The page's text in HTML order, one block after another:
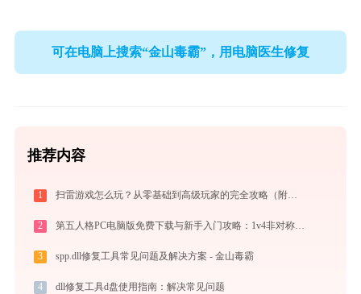
可在电脑上搜索“金山毒霸”，用电脑医生修复
推荐内容
1 扫雷游戏怎么玩？从零基础到高级玩家的完全攻略（附必胜技巧）
2 第五人格PC电脑版免费下载与新手入门攻略：1v4非对称竞技的极致体验
3 spp.dll修复工具常见问题及解决方案 - 金山毒霸
4 dll修复工具d盘使用指南：解决常见问题